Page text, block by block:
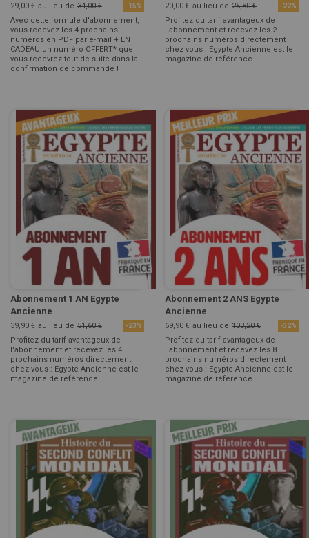
29,00 € au lieu de 34,00 € -15%
Avec cette formule d'abonnement,
vous recevez les 4 prochains
numéros en PDF par e-mail + EN
CADEAU un numéro OFFERT* que
vous recevrez tout de suite dans la
confirmation de commande !
20,00 € au lieu de 25,80 € -22%
Profitez du tarif avantageux de
l'abonnement et recevez les 2
prochains numéros directement
chez vous : Egypte Ancienne est le
magazine de référence
Abonnement 1 AN Egypte
Ancienne
39,90 € au lieu de 51,60 € -23%
Profitez du tarif avantageux de
l'abonnement et recevez les 4
prochains numéros directement
chez vous : Egypte Ancienne est le
magazine de référence
Abonnement 2 ANS Egypte
Ancienne
69,90 € au lieu de 103,20 € -32%
Profitez du tarif avantageux de
l'abonnement et recevez les 8
prochains numéros directement
chez vous : Egypte Ancienne est le
magazine de référence